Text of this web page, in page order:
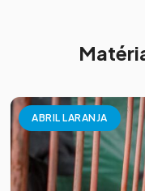
ABRIL LARANJA